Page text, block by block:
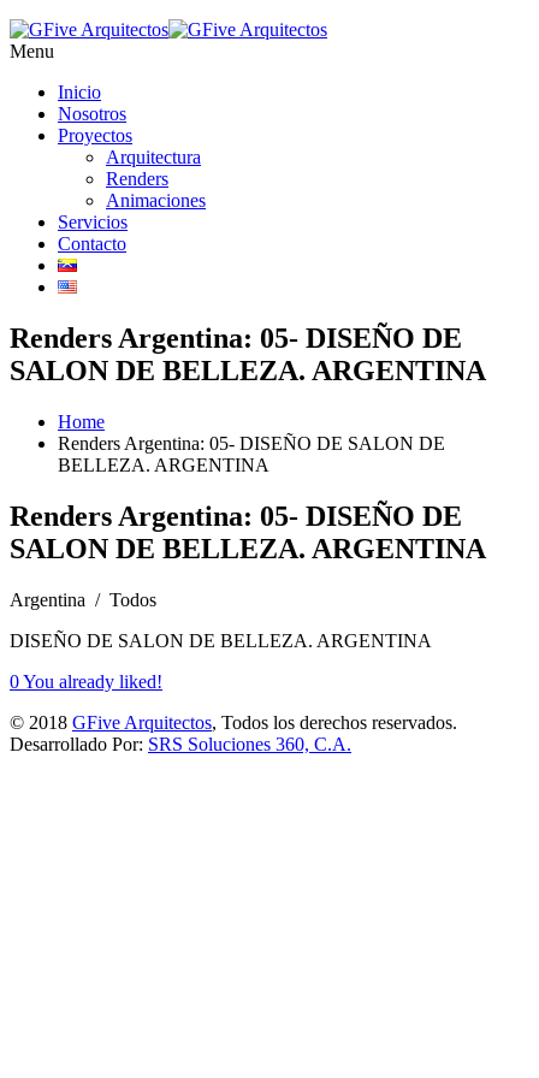
Menu
Inicio
Nosotros
Proyectos
Arquitectura
Renders
Animaciones
Servicios
Contacto
Renders Argentina: 05- DISEÑO DE
SALON DE BELLEZA. ARGENTINA
Home
Renders Argentina: 05- DISEÑO DE SALON DE
BELLEZA. ARGENTINA
Renders Argentina: 05- DISEÑO DE
SALON DE BELLEZA. ARGENTINA
Argentina / Todos
DISEÑO DE SALON DE BELLEZA. ARGENTINA
0You already liked!
© 2018 GFive Arquitectos, Todos los derechos reservados.
Desarrollado Por: SRS Soluciones 360, C.A.